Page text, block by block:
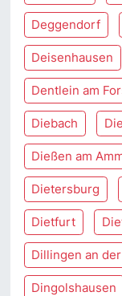
Deggendorf
Deisenhausen
Dentlein am
Diebach
Dießen am
Dietersburg
Dietfurt
Dillingen an
Dingolshausen